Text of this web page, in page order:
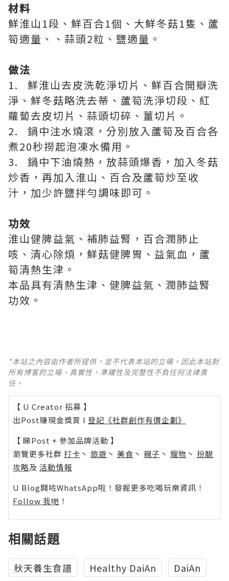
材料
鮮淮山1段、鮮百合1個、大鮮冬菇1隻、蘆
筍適量、、蒜頭2粒、鹽適量。
做法
1. 鮮淮山去皮洗乾淨切片、鮮百合開瓣洗
淨、鮮冬菇略洗去蒂、蘆筍洗淨切段、紅
蘿蔔去皮切片、蒜頭切碎、薑切片。
2. 鍋中注水燒滾，分別放入蘆筍及百合各
煮20秒撈起泡凍水備用。
3. 鍋中下油燒熱，放蒜頭爆香，加入冬菇
炒香，再加入淮山、百合及蘆筍炒至收
汁，加少許鹽拌勻調味即可。
功效
淮山健脾益氣、補肺益腎，百合潤肺止
咳、清心除煩，鮮菇健脾胃、益氣血，蘆
筍清熱生津。
本品具有清熱生津、健脾益氣、潤肺益腎
功效。
*本站之內容由作者所提供，並不代表本站的立場。因此本站對
所有博客的立場、真實性、準確性及完整性不負任何法律責
任。
【 U Creator 招募 】
出Post賺現金獎賞 l 登記《社群創作有價企劃》
【 睇Post + 參加品牌活動 】
瀏覽更多社群 打卡 丶 旅遊 丶 美食 丶 親子 丶 寵物 丶 扮靚
攻略及 活動情報
U Blog開咗WhatsApp啦！發掘更多吃喝玩樂資訊！
Follow 我哋 ！
相關話題
秋天養生食譜 Healthy DaiAn
DaiAn